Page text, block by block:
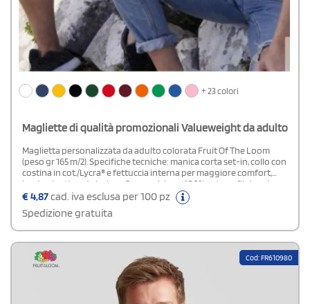
+ 23 colori
Magliette di qualità promozionali Valueweight da adulto
Maglietta personalizzata da adulto colorata Fruit Of The Loom
(peso gr 165 m/2). Specifiche tecniche: manica corta set-in, collo con
costina in cot./Lycra® e fettuccia interna per maggiore comfort,
busto struttura tubolare. Composizione:100% cotone filato ad
anelli BelcoroCaratteristiche: Girocollo e maniche con bordo a
costine rinforzatoDisponibili su richiesta le taglie 3XL 4XL 5XL
€4,87cad. iva esclusa per 100 pz
Spedizione gratuita
Cod: FR610980